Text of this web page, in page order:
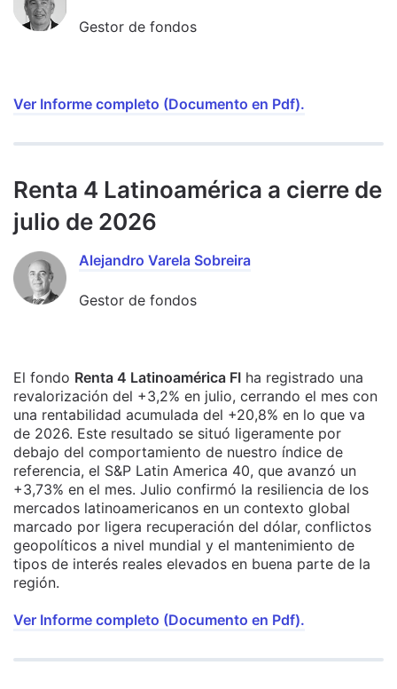
Gestor de fondos
Ver Informe completo (Documento en Pdf).
Renta 4 Latinoamérica a cierre de
julio de 2026
Alejandro Varela Sobreira
Gestor de fondos
El fondo Renta 4 Latinoamérica FI ha registrado una
revalorización del +3,2% en julio, cerrando el mes con
una rentabilidad acumulada del +20,8% en lo que va
de 2026. Este resultado se situó ligeramente por
debajo del comportamiento de nuestro índice de
referencia, el S&P Latin America 40, que avanzó un
+3,73% en el mes. Julio confirmó la resiliencia de los
mercados latinoamericanos en un contexto global
marcado por ligera recuperación del dólar, conflictos
geopolíticos a nivel mundial y el mantenimiento de
tipos de interés reales elevados en buena parte de la
región.
Ver Informe completo (Documento en Pdf).